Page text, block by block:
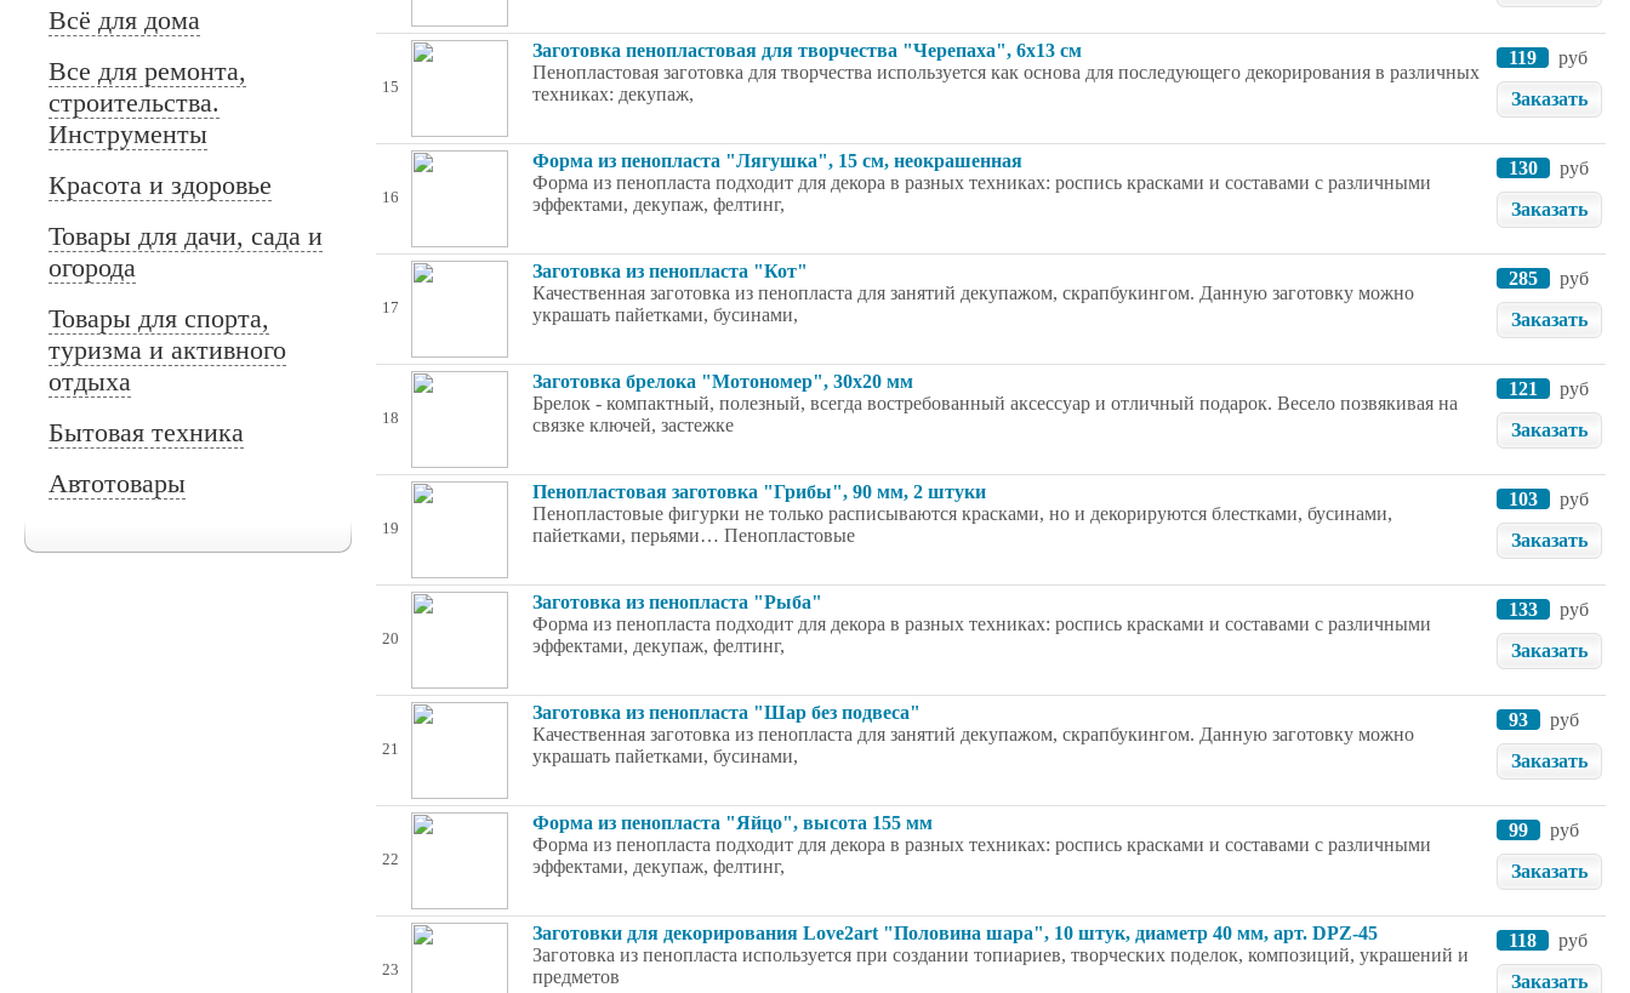
Всё для дома
Все для ремонта,
строительства.
Инструменты
Красота и здоровье
Товары для дачи, сада и
огорода
Товары для спорта,
туризма и активного
отдыха
Бытовая техника
Автотовары
15
Заготовка пенопластовая для творчества "Черепаха", 6x13 см
Пенопластовая заготовка для творчества используется как основа для последующего декорирования в различных
техниках: декупаж,
119
руб
Заказать
16
Форма из пенопласта "Лягушка", 15 см, неокрашенная
Форма из пенопласта подходит для декора в разных техниках: роспись красками и составами с различными
эффектами, декупаж, фелтинг,
130
руб
Заказать
17
Заготовка из пенопласта "Кот"
Качественная заготовка из пенопласта для занятий декупажом, скрапбукингом. Данную заготовку можно
украшать пайетками, бусинами,
285
руб
Заказать
18
Заготовка брелока "Мотономер", 30х20 мм
Брелок - компактный, полезный, всегда востребованный аксессуар и отличный подарок. Весело позвякивая на
связке ключей, застежке
121
руб
Заказать
19
Пенопластовая заготовка "Грибы", 90 мм, 2 штуки
Пенопластовые фигурки не только расписываются красками, но и декорируются блестками, бусинами,
пайетками, перьями… Пенопластовые
103
руб
Заказать
20
Заготовка из пенопласта "Рыба"
Форма из пенопласта подходит для декора в разных техниках: роспись красками и составами с различными
эффектами, декупаж, фелтинг,
133
руб
Заказать
21
Заготовка из пенопласта "Шар без подвеса"
Качественная заготовка из пенопласта для занятий декупажом, скрапбукингом. Данную заготовку можно
украшать пайетками, бусинами,
93
руб
Заказать
22
Форма из пенопласта "Яйцо", высота 155 мм
Форма из пенопласта подходит для декора в разных техниках: роспись красками и составами с различными
эффектами, декупаж, фелтинг,
99
руб
Заказать
23
Заготовки для декорирования Love2art "Половина шара", 10 штук, диаметр 40 мм, арт. DPZ-45
Заготовка из пенопласта используется при создании топиариев, творческих поделок, композиций, украшений и
предметов
118
руб
Заказать